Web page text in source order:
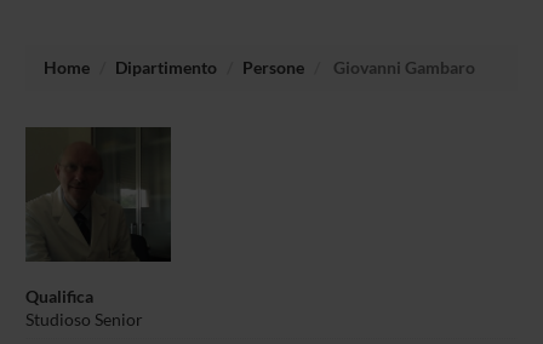
Home Dipartimento Persone Giovanni Gambaro
Qualifica
Studioso Senior